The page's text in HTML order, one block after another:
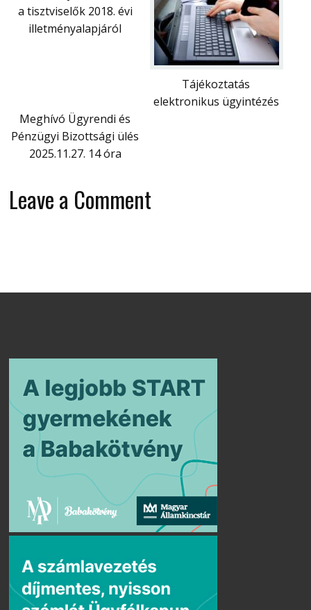
a tisztviselők 2018. évi
illetményalapjáról
Tájékoztatás
elektronikus ügyintézés
Meghívó Ügyrendi és
Pénzügyi Bizottsági ülés
2025.11.27. 14 óra
Leave a Comment